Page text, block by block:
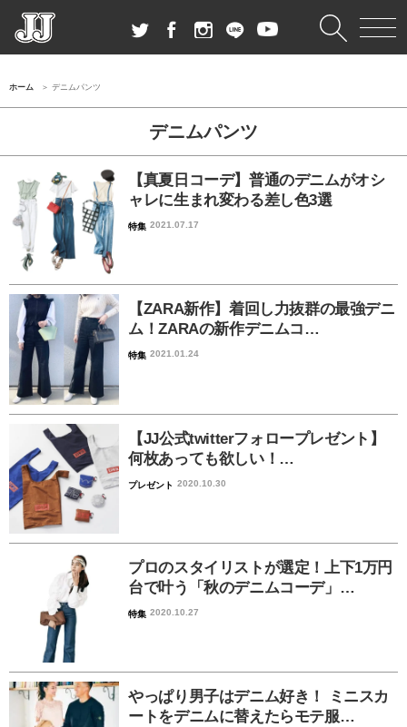
ホーム デニムパンツ
デニムパンツ
【真夏日コーデ】普通のデニムがオシ
ャレに生まれ変わる差し色3選
特集 2021.07.17
【ZARA新作】着回し力抜群の最強デニ
ム！ZARAの新作デニムコ…
特集 2021.01.24
【JJ公式twitterフォロープレゼント】
何枚あっても欲しい！…
プレゼント 2020.10.30
プロのスタイリストが選定！上下1万円
台で叶う「秋のデニムコーデ」…
特集 2020.10.27
やっぱり男子はデニム好き！ ミニスカ
ートをデニムに替えたらモテ服…